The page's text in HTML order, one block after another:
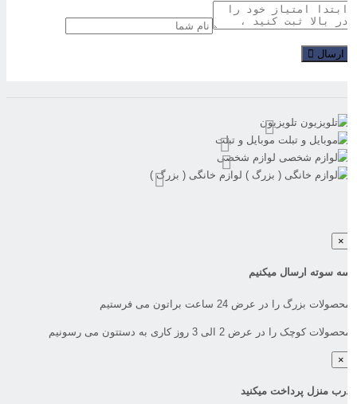
ارسال
تلویزیون
موبایل و تبلت
لوازم شخصی
لوازم خانگی ( بزرگ )
سوته ارسال میکنیم
بزرگ را در عرض 24 ساعت براتون می فرستیم
کوچک را در عرض 2 الی 3 روز کاری به دستتون می رسونیم
منزل پرداخت میکنید